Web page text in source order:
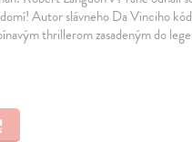
Autor slávneho Da Vinciho
thrillerom zasadeným do